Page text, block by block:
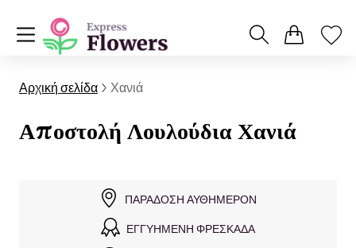
Αρχική σελίδα Χανιά
Αποστολή Λουλούδια Χανιά
ΠΑΡΆΔΟΣΗ ΑΥΘΗΜΕΡΌΝ
ΕΓΓΥΗΜΈΝΗ ΦΡΕΣΚΆΔΑ